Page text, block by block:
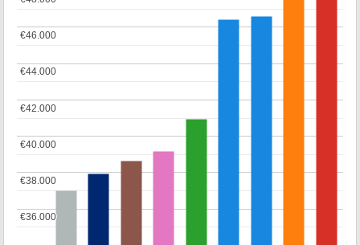
€36.000
€36.000
€38.000
€38.000
€40.000
€40.000
€42.000
€42.000
€44.000
€44.000
€46.000
€46.000